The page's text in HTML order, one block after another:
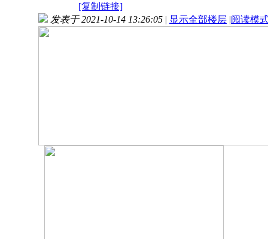
[复制链接]
发表于 2021-10-14 13:26:05 | 显示全部楼层 |阅读模